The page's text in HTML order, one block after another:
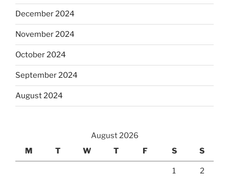
December 2024
November 2024
October 2024
September 2024
August 2024
August 2026
M
T W T F S S
1 2